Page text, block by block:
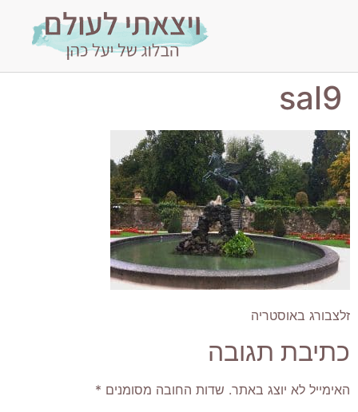
sal9
זלצבורג באוסטריה
כתיבת תגובה
האימייל לא יוצג באתר. שדות החובה מסומנים *